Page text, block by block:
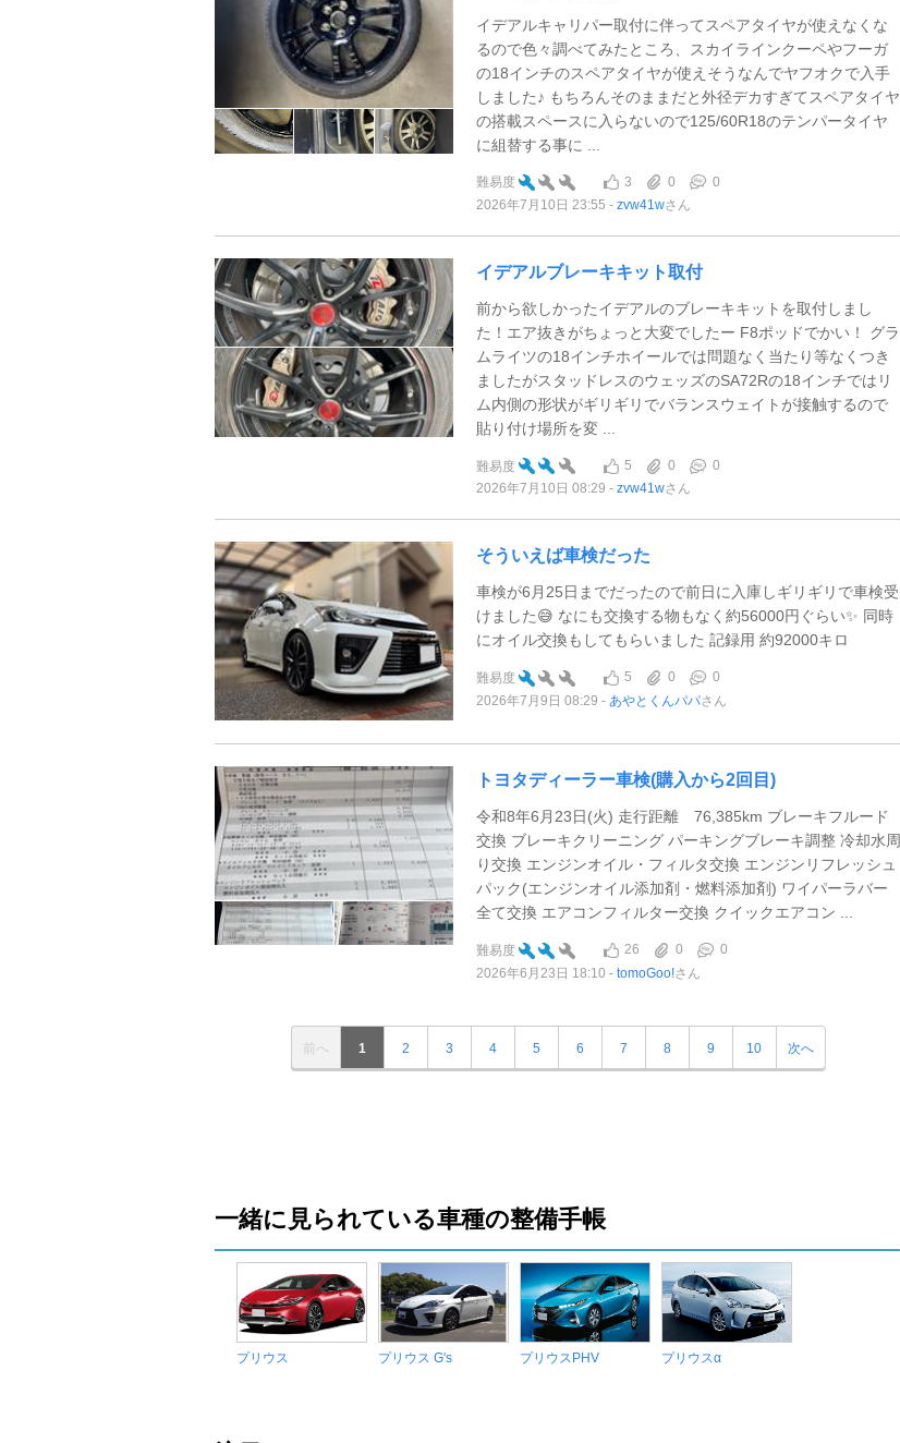
イデアルキャリパー取付に伴ってスペアタイヤが使えなくな
るので色々調べてみたところ、スカイラインクーペやフーガ
の18インチのスペアタイヤが使えそうなんでヤフオクで入手
しました♪ もちろんそのままだと外径デカすぎてスペアタイヤ
の搭載スペースに入らないので125/60R18のテンパータイヤ
に組替する事に ...
難易度 3 0
0
2026年7月10日 23:55
zvw41wさん
イデアルブレーキキット取付
前から欲しかったイデアルのブレーキキットを取付しまし
た！エア抜きがちょっと大変でしたー F8ポッドでかい！ グラ
ムライツの18インチホイールでは問題なく当たり等なくつき
ましたがスタッドレスのウェッズのSA72Rの18インチではリ
ム内側の形状がギリギリでバランスウェイトが接触するので
貼り付け場所を変 ...
難易度 5 0
0
2026年7月10日 08:29
zvw41wさん
そういえば車検だった
車検が6月25日までだったので前日に入庫しギリギリで車検受
けました😅 なにも交換する物もなく約56000円ぐらい✨ 同時
にオイル交換もしてもらいました 記録用 約92000キロ
難易度 5 0
0
2026年7月9日 08:29
あやとくんパパさん
トヨタディーラー車検(購入から2回目)
令和8年6月23日(火) 走行距離 76,385km ブレーキフルード
交換 ブレーキクリーニング パーキングブレーキ調整 冷却水周
り交換 エンジンオイル・フィルタ交換 エンジンリフレッシュ
パック(エンジンオイル添加剤・燃料添加剤) ワイパーラバー
全て交換 エアコンフィルター交換 クイックエアコン ...
難易度 26 0
0
2026年6月23日 18:10
tomoGoo!さん
前へ 1 2 3 4 5 6 7 8 9 10 次へ
一緒に見られている車種の整備手帳
プリウス プリウス G's プリウスPHV プリウスα